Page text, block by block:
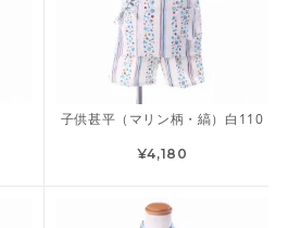
子供甚平（マリン柄・縞）白110
¥4,180